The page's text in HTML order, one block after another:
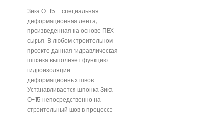
Зика О-15 - специальная
деформационная лента,
произведенная на основе ПВХ
сырья. В любом строительном
проекте данная гидравлическая
шпонка выполняет функцию
гидроизоляции
деформационных швов.
Устанавливается шпонка Зика
О-15 непосредственно на
строительный шов в процессе